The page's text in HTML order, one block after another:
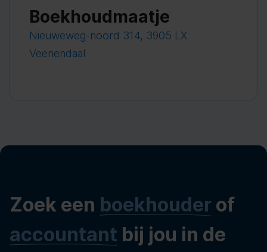
Boekhoudmaatje
Nieuweweg-noord 314, 3905 LX
Veenendaal
Zoek een boekhouder of
accountant bij jou in de